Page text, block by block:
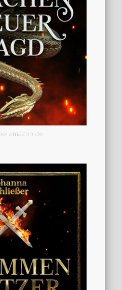
amazon.de